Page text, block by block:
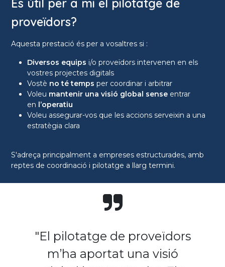
És útil per a mi el pilotatge de
proveïdors?
Aquesta prestació és per a vosaltres si :
Diversos equips i/o proveïdors intervenen en els
vostres projectes digitals
Vostè no té tempsper coordinar i arbitrar
Voleu mantenir una visió global sense entrar
en l’operatiu
Voleu assegurar-vos que les accions serveixin a una
estratègia clara
S'adreça principalment a empreses estructurades, amb
reptes de coordinació i pilotatge a llarg termini.
"El pilotatge de proveïdors
m’ha aportat una visió